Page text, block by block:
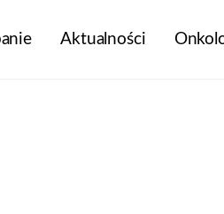
Aktualności